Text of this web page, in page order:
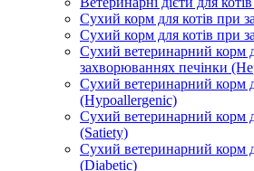
Сухий корм для котів при
Сухий корм для котів при
Сухий ветеринарний корм
захворюваннях печінки
Сухий ветеринарний корм
(Hypoallergenic)
Сухий ветеринарний корм
(Satiety)
Сухий ветеринарний корм
(Diabetic)